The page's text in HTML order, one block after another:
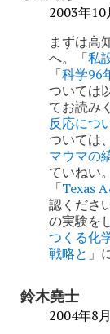
2003年
まずは高
へ。「私
「科学96
ついては
てお読み
反応につ
ついては
マウマの
ていねい
「Texas
認くださ
の実験を
つくる化
戦略と 」
鈴木堯士
2004年8